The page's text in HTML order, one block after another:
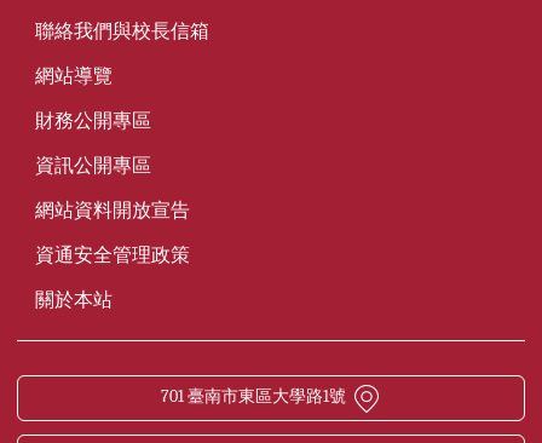
聯絡我們與校長信箱
網站導覽
財務公開專區
資訊公開專區
網站資料開放宣告
資通安全管理政策
關於本站
701 臺南市東區大學路1號